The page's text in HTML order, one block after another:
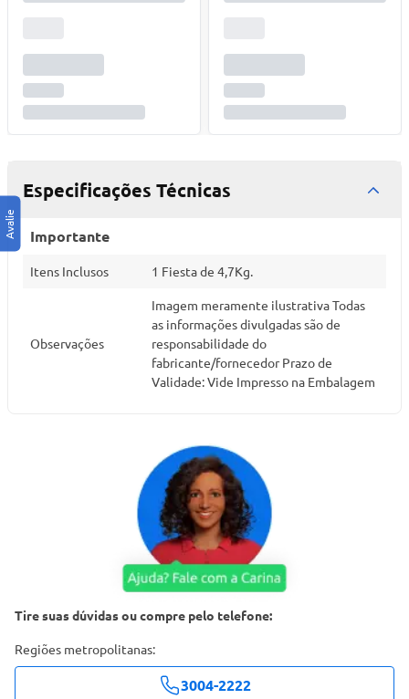
Especificações Técnicas
Importante
Itens Inclusos 1 Fiesta de 4,7Kg.
Observações
Imagem meramente ilustrativa Todas
as informações divulgadas são de
responsabilidade do
fabricante/fornecedor Prazo de
Validade: Vide Impresso na Embalagem
Tire suas dúvidas ou compre pelo telefone:
Regiões metropolitanas:
3004-2222